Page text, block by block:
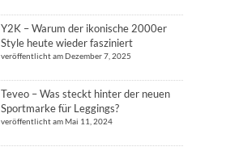
Y2K – Warum der ikonische 2000er
Style heute wieder fasziniert
veröffentlicht am Dezember 7, 2025
Teveo – Was steckt hinter der neuen
Sportmarke für Leggings?
veröffentlicht am Mai 11, 2024